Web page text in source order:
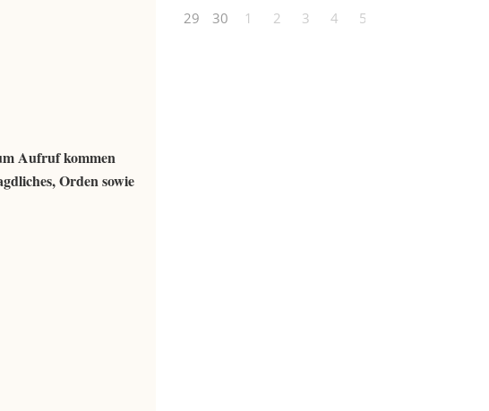
Aufruf kommen
Orden sowie
29
30 1 2 3 4 5